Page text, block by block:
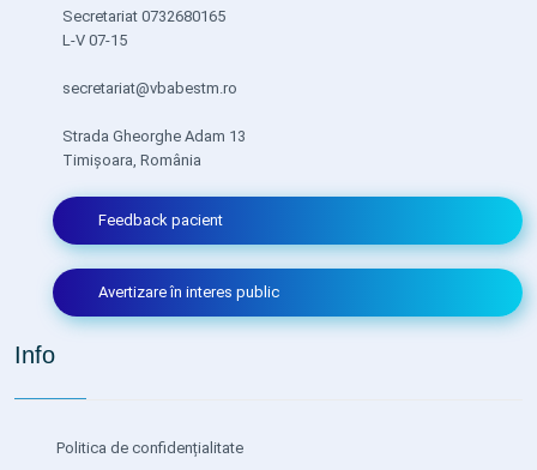
Secretariat 0732680165
L-V 07-15
secretariat@vbabestm.ro
Strada Gheorghe Adam 13
Timișoara, România
Feedback pacient
Avertizare în interes public
Info
Politica de confidențialitate